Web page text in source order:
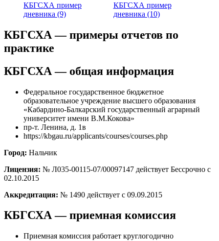
КБГСХА пример
дневника (9)
КБГСХА пример
дневника (10)
КБГСХА — примеры отчетов по
практике
КБГСХА — общая информация
Федеральное государственное бюджетное
образовательное учреждение высшего образования
«Кабардино-Балкарский государственный аграрный
университет имени В.М.Кокова»
пр-т. Ленина, д. 1в
https://kbgau.ru/applicants/courses/courses.php
Город: Нальчик
Лицензия: № Л035-00115-07/00097147 действует Бессрочно с
02.10.2015
Аккредитация: № 1490 действует с 09.09.2015
КБГСХА — приемная комиссия
Приемная комиссия работает круглогодично